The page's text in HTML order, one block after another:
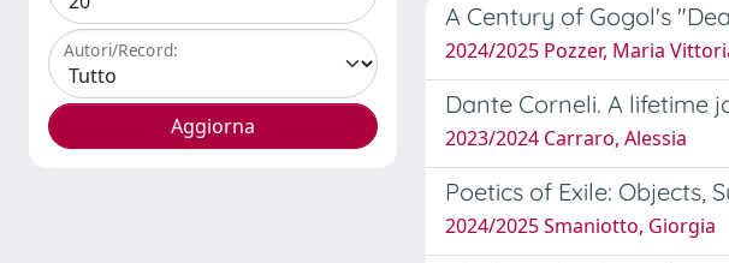
Autori/Record:
A Century of Gogol's
2024/2025 Pozzer, Maria
Dante Corneli. A lifetime
2023/2024 Carraro, Alessia
Poetics of Exile: Objects,
2024/2025 Smaniotto, Giorgia